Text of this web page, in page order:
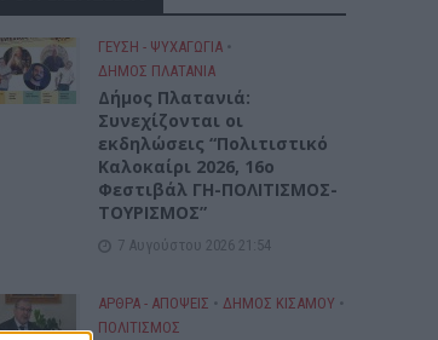
ΓΕΎΣΗ - ΨΥΧΑΓΩΓΊΑ •
ΔΉΜΟΣ ΠΛΑΤΑΝΙΆ
Δήμος Πλατανιά:
Συνεχίζονται οι
εκδηλώσεις “Πολιτιστικό
Καλοκαίρι 2026, 16ο
Φεστιβάλ ΓΗ-ΠΟΛΙΤΙΣΜΟΣ-
ΤΟΥΡΙΣΜΟΣ”
7 Αυγούστου 2026 21:54
ΑΡΘΡΑ - ΑΠΟΨΕΙΣ • ΔΉΜΟΣ ΚΙΣΆΜΟΥ •
ΠΟΛΙΤΙΣΜΟΣ